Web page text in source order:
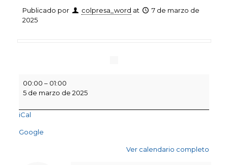
Publicado por colpresa_word at
7 de marzo de
2025
Eucaristía
Miércoles
Ceniza
inicio
00:00 – 01:00
5 de marzo de 2025
iCal
Google
Ver calendario completo